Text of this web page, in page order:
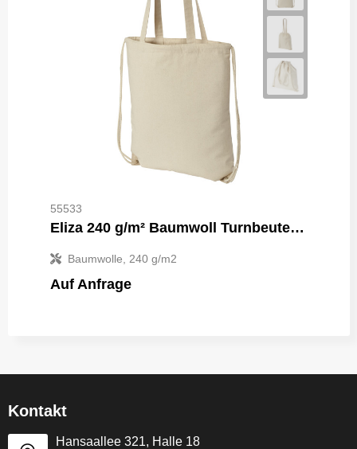
55533
Eliza 240 g/m² Baumwoll Turnbeutel 6L
Baumwolle, 240 g/m2
Auf Anfrage
Kontakt
Hansaallee 321, Halle 18